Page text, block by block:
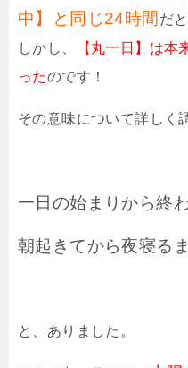
中】と同じ24時間 だ
しかし、
【丸一日】は
ったのです！
その意味について詳しく
一日の始まりから終
朝起きてから夜寝る
と、ありました。